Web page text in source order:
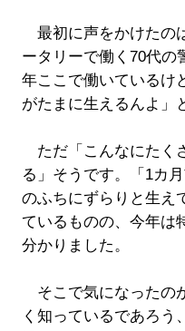
最初に声をかけたの
ータリーで働く70代の
年ここで働いているけ
がたまに生えるんよ」
ただ「こんなにたく
る」そうです。「1カ
のふちにずらりと生え
ているものの、今年は
分かりました。
そこで気になったの
く知っているであろう